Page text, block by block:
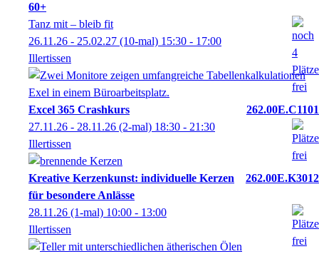
60+
Tanz mit – bleib fit
26.11.26 - 25.02.27 (10-mal) 15:30 - 17:00
Illertissen
Excel 365 Crashkurs
262.00E.C1101
27.11.26 - 28.11.26 (2-mal) 18:30 - 21:30
Illertissen
Kreative Kerzenkunst: individuelle Kerzen
für besondere Anlässe
262.00E.K3012
28.11.26 (1-mal) 10:00 - 13:00
Illertissen